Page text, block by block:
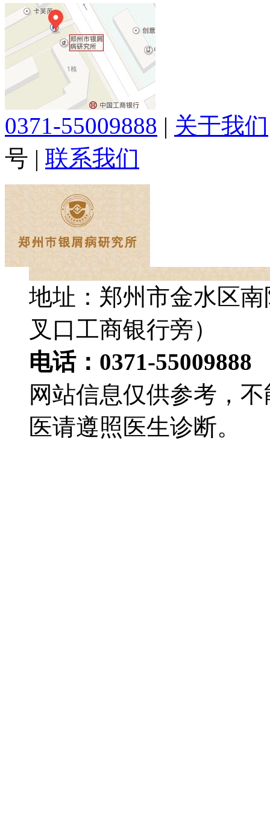
0371-55009888 | 关于我们
号 | 联系我们
地址：郑州市金水区
叉口工商银行旁）
电话：0371-55009888
网站信息仅供参考，
医请遵照医生诊断。